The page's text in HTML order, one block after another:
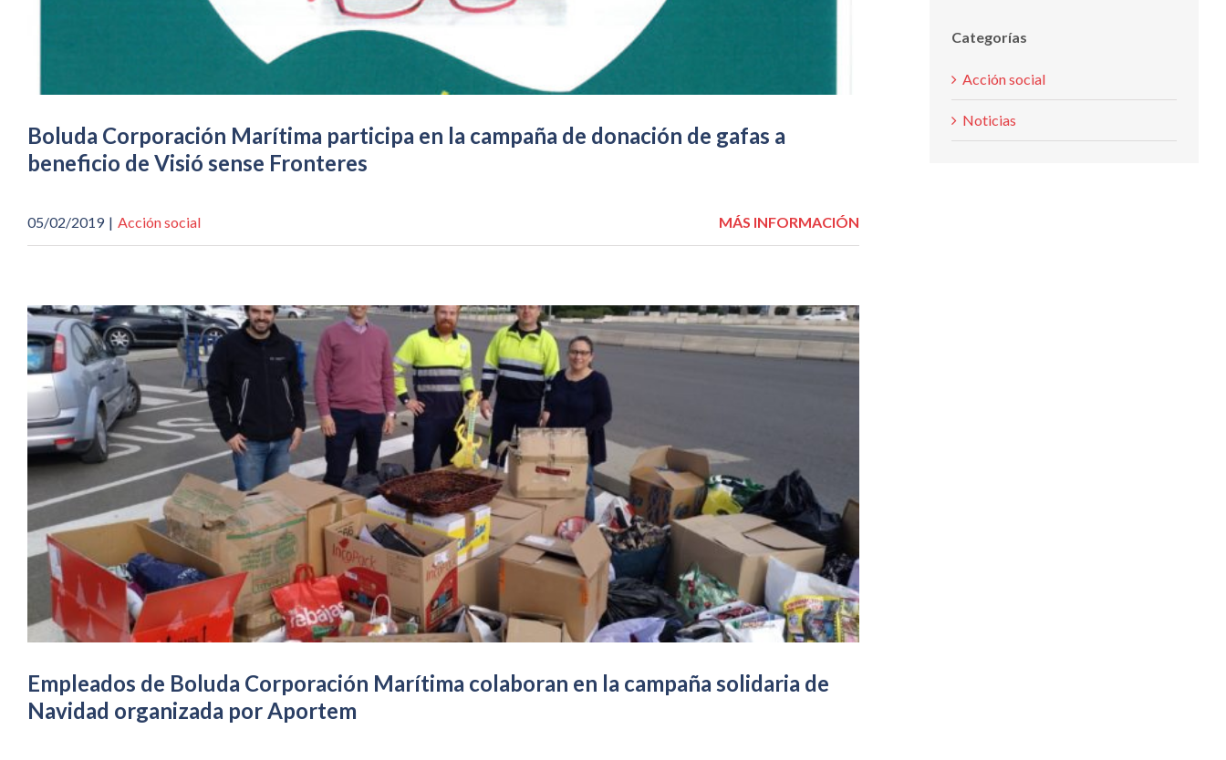
Boluda Corporación Marítima participa en la campaña de donación de gafas a
beneficio de Visió sense Fronteres
05/02/2019 | Acción social MÁS INFORMACIÓN
Empleados de Boluda Corporación Marítima colaboran en la campaña solidaria de
Navidad organizada por Aportem
Categorías
Acción social
Noticias